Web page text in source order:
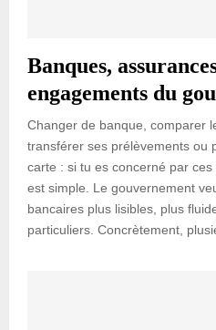
Banques,
engagements du
Changer de banque, comparer
transférer ses prélèvements ou
carte : si tu es concerné par ces
est simple. Le gouvernement
bancaires plus lisibles, plus
particuliers. Concrètement,